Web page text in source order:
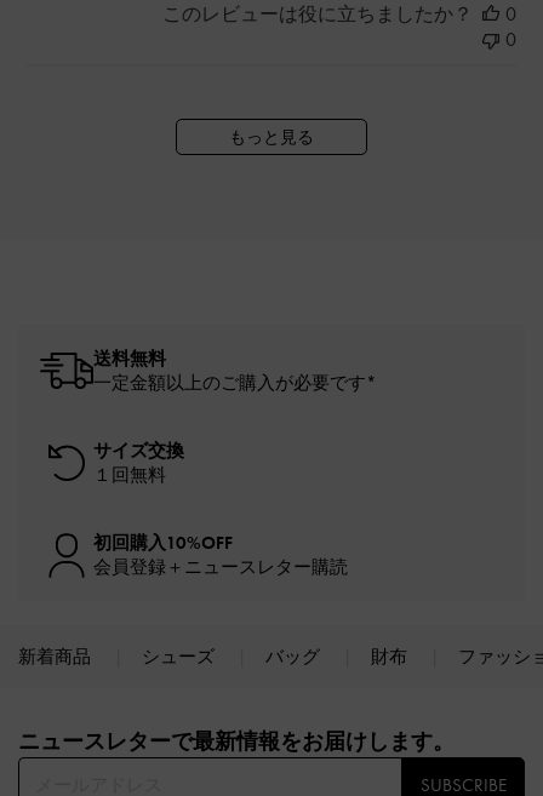
このレビューは役に立ちましたか？
0
0
もっと見る
送料無料
一定金額以上のご購入が必要です*
サイズ交換
１回無料
初回購入10%OFF
会員登録＋ニュースレター購読
新着商品 シューズ バッグ 財布 ファッシ
ニュースレターで最新情報をお届けします。​
SUBSCRIBE